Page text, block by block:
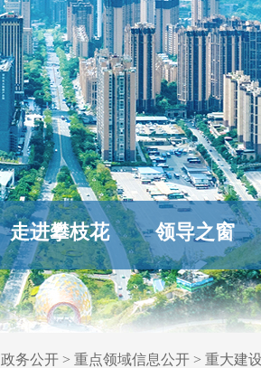
走进攀枝花 领导之窗
政务公开 > 重点领域信息公开 > 重大建